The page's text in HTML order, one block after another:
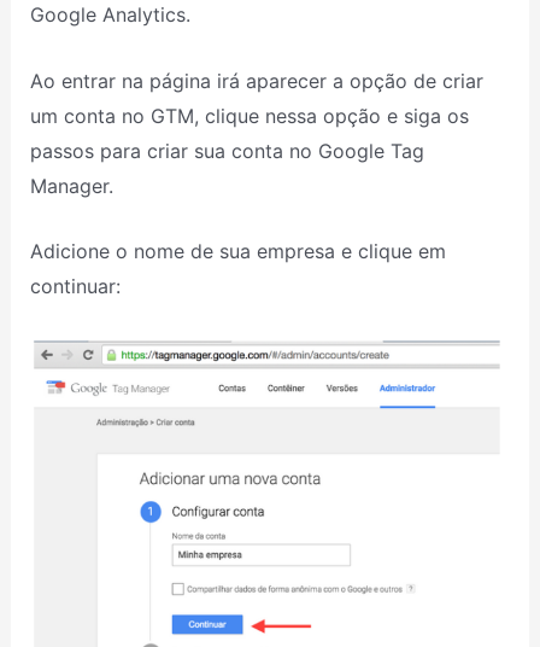
Google Analytics.
Ao entrar na página irá aparecer a opção de criar
um conta no GTM, clique nessa opção e siga os
passos para criar sua conta no Google Tag
Manager.
Adicione o nome de sua empresa e clique em
continuar: